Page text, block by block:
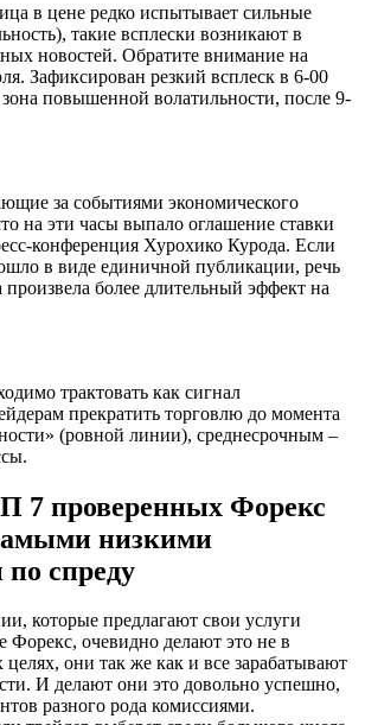
в цене редко испытывает сильные
такие всплески возникают в
новостей. Обратите внимание на
Зафиксирован резкий всплеск в 6-00
повышенной волатильности, после 9-
за событиями экономического
на эти часы выпало оглашение ставки
конференция Хурохико Курода. Если
в виде единичной публикации, речь
более длительный эффект на
трактовать как сигнал
прекратить торговлю до момента
(ровной линии), среднесрочным –
7 проверенных Форекс
низкими
спреду
которые предлагают свои услуги
Форекс, очевидно делают это не в
целях, они так же как и все зарабатывают
И делают они это довольно успешно,
разного рода комиссиями.